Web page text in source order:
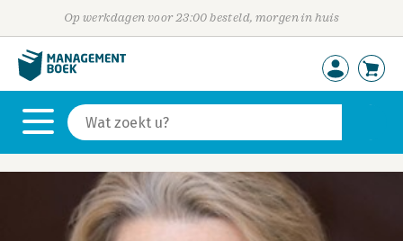
Op werkdagen voor 23:00 besteld, morgen in huis